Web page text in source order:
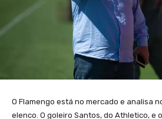
O Flamengo está no mercado e analisa
elenco. O goleiro Santos, do Athletico, e